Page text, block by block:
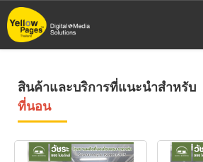
ข้าม
ไป
สินค้าและบริการที่แนะนำสำหรับ
ที่นอน